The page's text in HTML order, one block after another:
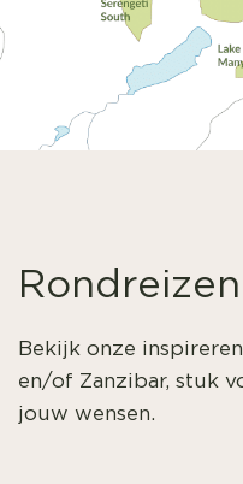
Rondreizen
Bekijk onze
en/of Zanzibar, stuk
jouw wensen.